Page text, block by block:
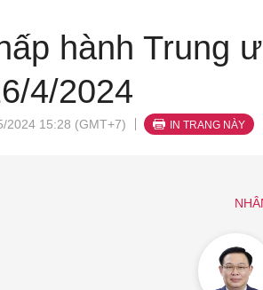
hành Trung
4/2024
2024 15:28 (GMT+7) IN TRANG NÀY